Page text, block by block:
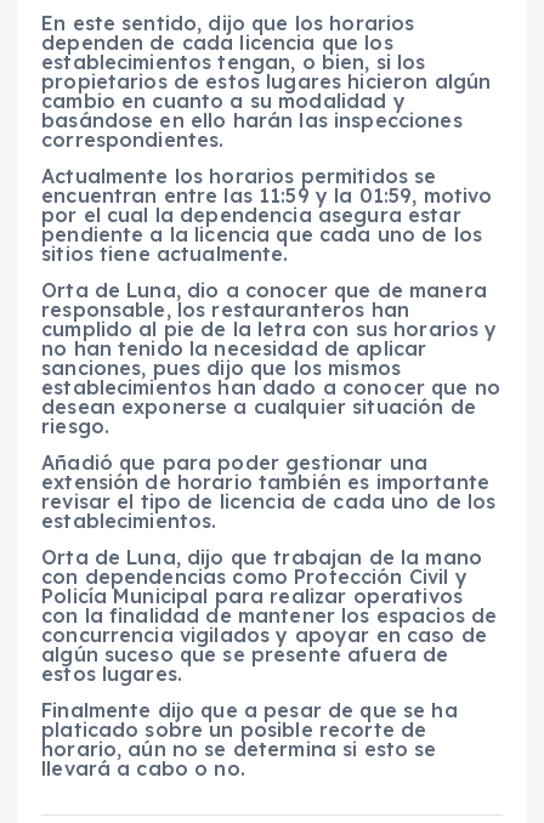
En este sentido, dijo que los horarios
dependen de cada licencia que los
establecimientos tengan, o bien, si los
propietarios de estos lugares hicieron algún
cambio en cuanto a su modalidad y
basándose en ello harán las inspecciones
correspondientes.
Actualmente los horarios permitidos se
encuentran entre las 11:59 y la 01:59, motivo
por el cual la dependencia asegura estar
pendiente a la licencia que cada uno de los
sitios tiene actualmente.
Orta de Luna, dio a conocer que de manera
responsable, los restauranteros han
cumplido al pie de la letra con sus horarios y
no han tenido la necesidad de aplicar
sanciones, pues dijo que los mismos
establecimientos han dado a conocer que no
desean exponerse a cualquier situación de
riesgo.
Añadió que para poder gestionar una
extensión de horario también es importante
revisar el tipo de licencia de cada uno de los
establecimientos.
Orta de Luna, dijo que trabajan de la mano
con dependencias como Protección Civil y
Policía Municipal para realizar operativos
con la finalidad de mantener los espacios de
concurrencia vigilados y apoyar en caso de
algún suceso que se presente afuera de
estos lugares.
Finalmente dijo que a pesar de que se ha
platicado sobre un posible recorte de
horario, aún no se determina si esto se
llevará a cabo o no.